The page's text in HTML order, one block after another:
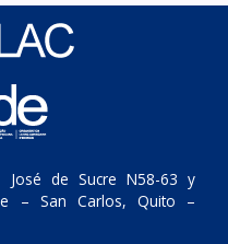
José de Sucre N58-63 y
– San Carlos, Quito –